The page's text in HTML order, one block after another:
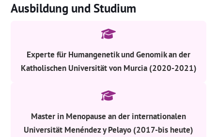
Ausbildung und Studium
Experte für Humangenetik und Genomik an der
Katholischen Universität von Murcia (2020-2021)
Master in Menopause an der internationalen
Universität Menéndez y Pelayo (2017-bis heute)